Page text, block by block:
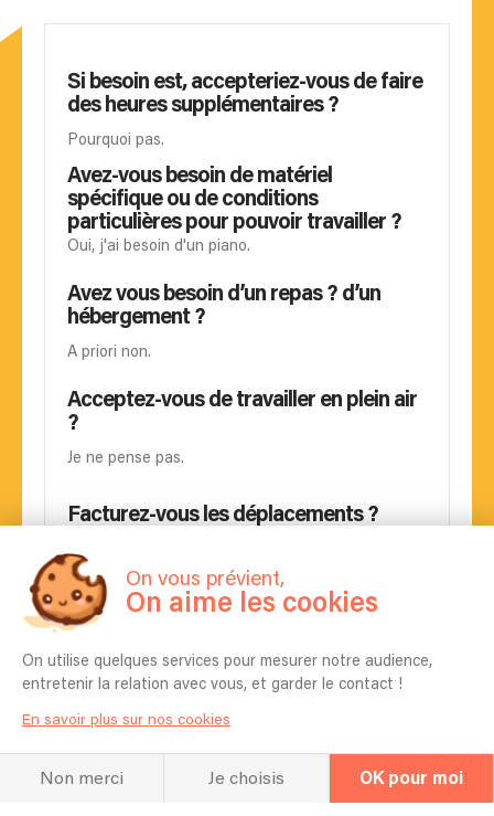
Si besoin est, accepteriez-vous de faire
des heures supplémentaires ?
Pourquoi pas.
Avez-vous besoin de matériel
spécifique ou de conditions
particulières pour pouvoir travailler ?
Oui, j'ai besoin d'un piano.
Avez vous besoin d’un repas ? d’un
hébergement ?
A priori non.
Acceptez-vous de travailler en plein air
?
Je ne pense pas.
Facturez-vous les déplacements ?
A voir si c'est loin de mon domicile.
Que se passe-t-il si ma date ou mes
horaires changent après vous avoir
A voir.
Pouvez-vous vous déplacer ? dans quel
Je n'ai pas de périmètre prédéfini pour l'instant.
On vous prévient,
On aime les cookies
On utilise quelques services pour mesurer notre audience,
entretenir la relation avec vous, et garder le contact !
En savoir plus sur nos cookies
Non merci Je choisis OK pour moi